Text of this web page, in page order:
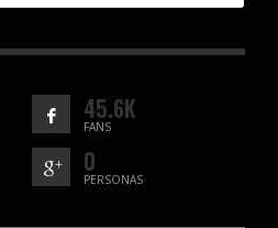
45.6K
FANS
0
PERSONAS